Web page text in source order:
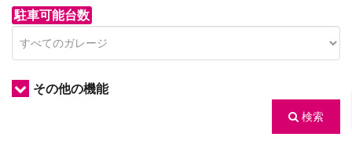
駐車可能台数
その他の機能
検索